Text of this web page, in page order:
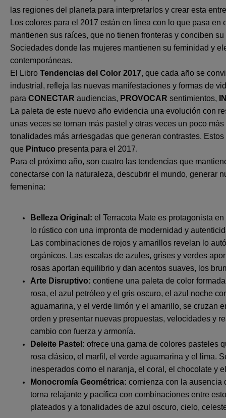
las regiones del planeta para interpretarlos y crear esta
Los colores para el 2017 están en línea con lo que pasa
mantienen sus raíces, que no tienen fronteras y conciben
Sociedades donde las mujeres mantienen su feminidad y
contemporáneas.
El Libro Tendencias del Color 2017, que cada año se
industrial, refleja las nuevas manifestaciones y formas de
para CONECTAR audiencias, PROVOCAR sentimientos,
La paleta de este nuevo año evidencia una evolución con
unas veces se tornan más pastel y otras veces un poco
tonalidades más arriesgadas que generan contrastes.
que Pintuco presenta para el 2017.
Para el próximo año, son cuatro las tendencias que
conectarse con la naturaleza, descubrir el mundo, generar
femenina:
Belleza Original: el Terracota Mate es protagonista
lo rústico con una impronta de modernidad y
Las combinaciones de rojos y amarillos revelan lo
orgánicos. Las escalas de azules, grises y verdes
rosas aportan equilibrio y dan acentos suaves, los
Arte Disruptivo: contiene una paleta de color
rosa, el azul petróleo y el gris oscuro, el azul noche
aguamarina, y el verde limón y el amarillo, se cruzan
orden y presentar nuevas propuestas, velocidades y
cambio con fuerza y armonía.
Deleite Pastel: ofrece una gama de colores pasteles
rosa clásico, el marfil, el verde aguamarina y el lima.
inesperados como el naranja, el coral, el chocolate y
Monocromía Geométrica: comienza con la ausencia
torna relajante y pacífica con combinaciones entre
plateados y a tonalidades de azul oscuro, cielo,